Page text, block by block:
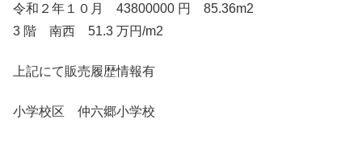
令和２年１０月 43800000 円 85.36m2
3 階 南西 51.3 万円/m2
上記にて販売履歴情報有
小学校区 仲六郷小学校